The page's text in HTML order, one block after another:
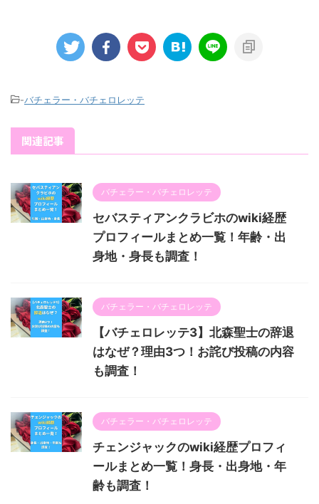
-バチェラー・バチェロレッテ
関連記事
バチェラー・バチェロレッテ
セバスティアンクラビホのwiki経歴
プロフィールまとめ一覧！年齢・出
身地・身長も調査！
バチェラー・バチェロレッテ
【バチェロレッテ3】北森聖士の辞退
はなぜ？理由3つ！お詫び投稿の内容
も調査！
バチェラー・バチェロレッテ
チェンジャックのwiki経歴プロフィ
ールまとめ一覧！身長・出身地・年
齢も調査！